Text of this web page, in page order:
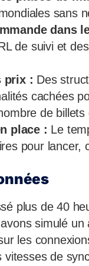
sans
dans
de suivi et
prix : Des
cachées
de billets
place : Le
pour lancer,
plus de 40
simulé
les
de